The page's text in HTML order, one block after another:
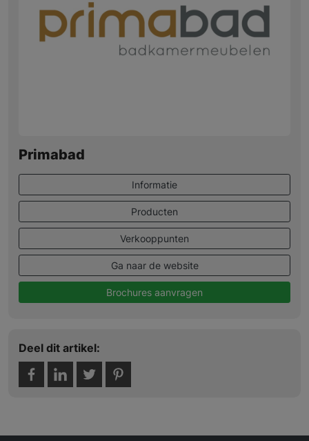
Primabad
Informatie
Producten
Verkooppunten
Ga naar de website
Brochures aanvragen
Deel dit artikel: